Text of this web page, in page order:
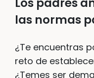
las normas
¿Te encuentras
reto de
¿Temes ser